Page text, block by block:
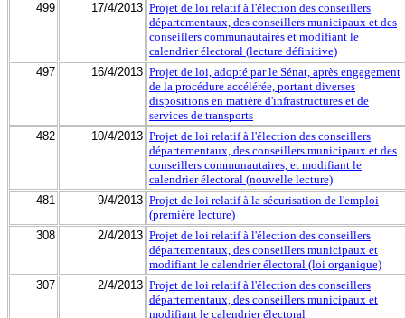
499
17/4/2013 Projet de loi relatif à l'élection des conseillers
départementaux, des conseillers municipaux et des
conseillers communautaires et modifiant le
calendrier électoral (lecture définitive)
497
16/4/2013 Projet de loi, adopté par le Sénat, après engagement
de la procédure accélérée, portant diverses
dispositions en matière d'infrastructures et de
services de transports
482
10/4/2013 Projet de loi relatif à l'élection des conseillers
départementaux, des conseillers municipaux et des
conseillers communautaires, et modifiant le
calendrier électoral (nouvelle lecture)
481
9/4/2013 Projet de loi relatif à la sécurisation de l'emploi
(première lecture)
308
2/4/2013 Projet de loi relatif à l'élection des conseillers
départementaux, des conseillers municipaux et
modifiant le calendrier électoral (loi organique)
307
2/4/2013 Projet de loi relatif à l'élection des conseillers
départementaux, des conseillers municipaux et
modifiant le calendrier électoral